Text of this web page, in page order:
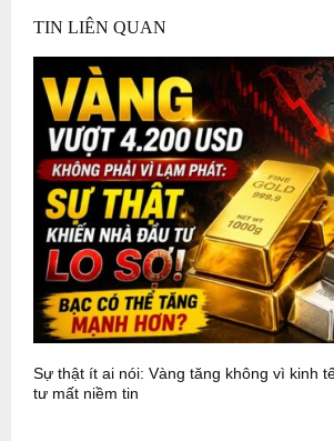
TIN LIÊN QUAN
Sự thật ít ai nói: Vàng tăng không vì kinh
tư mất niềm tin